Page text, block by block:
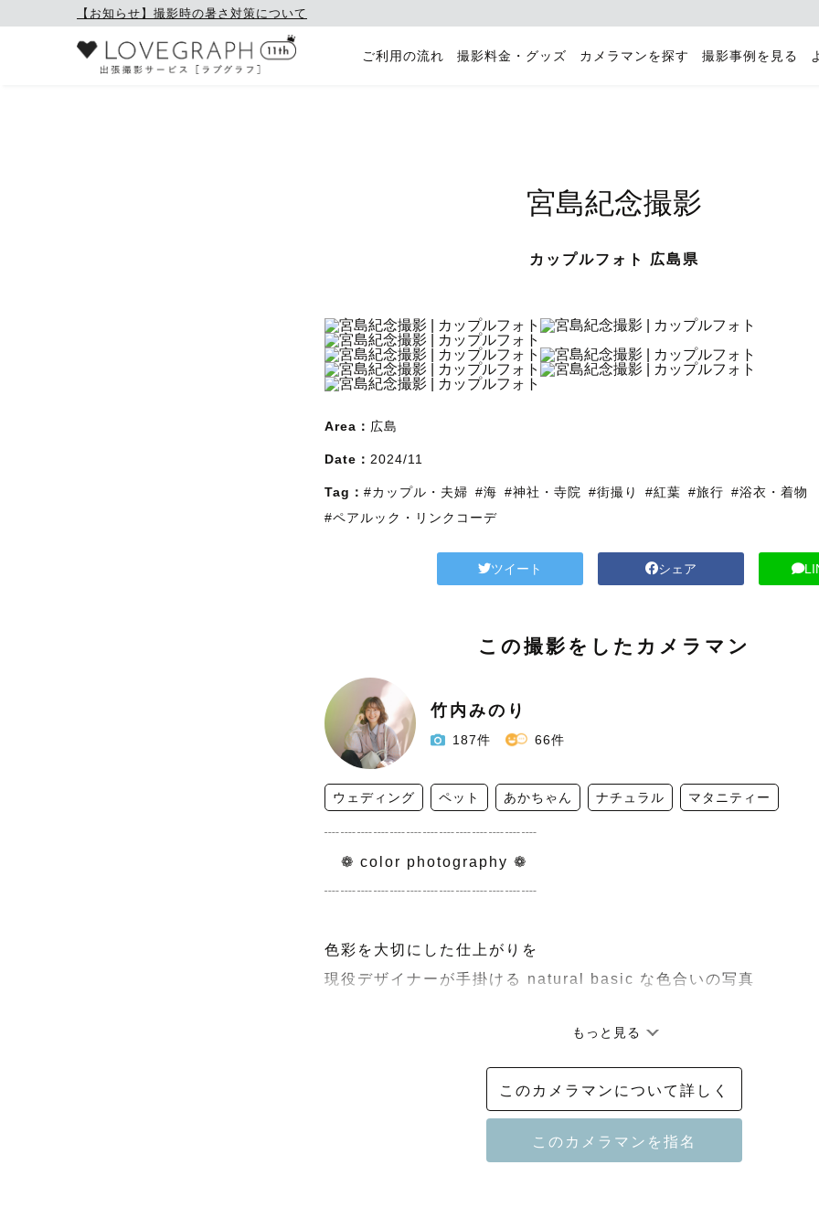
【お知らせ】撮影時の暑さ対策について
ご利用の流れ 撮影料金・グッズ カメラマンを探す 撮影事例を見る
宮島紀念撮影
カップルフォト 広島県
Area： 広島
Date： 2024/11
Tag： #カップル・夫婦 #海 #神社・寺院 #街撮り #紅葉 #旅行 #浴衣・着物
#ペアルック・リンクコーデ
ツイート シェア
この撮影をしたカメラマン
竹内みのり
187件 66件
ウェディング ペット あかちゃん ナチュラル マタニティー
┈┈┈┈┈┈┈┈┈┈┈┈┈
❁ color photography ❁
┈┈┈┈┈┈┈┈┈┈┈┈┈
色彩を大切にした仕上がりを
現役デザイナーが手掛ける natural basic な色合いの写真
透明感のあるテイスト
ご希望の方はスタジオ撮影対応
もっと見る
このカメラマンについて詳しく